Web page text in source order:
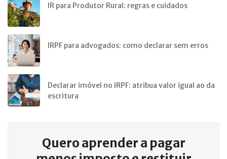
IR para Produtor Rural: regras e cuidados
IRPF para advogados: como declarar sem erros
Declarar imóvel no IRPF: atribua valor igual ao da
escritura
Quero aprender a pagar